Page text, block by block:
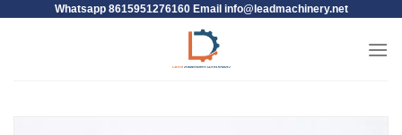
Whatsapp 8615951276160 Email info@leadmachinery.net